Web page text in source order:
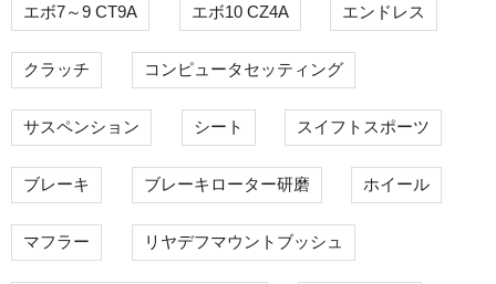
エボ7～9 CT9A エボ10 CZ4A エンドレス
クラッチ コンピュータセッティング
サスペンション シート スイフトスポーツ
ブレーキ ブレーキローター研磨 ホイール
マフラー リヤデフマウントブッシュ